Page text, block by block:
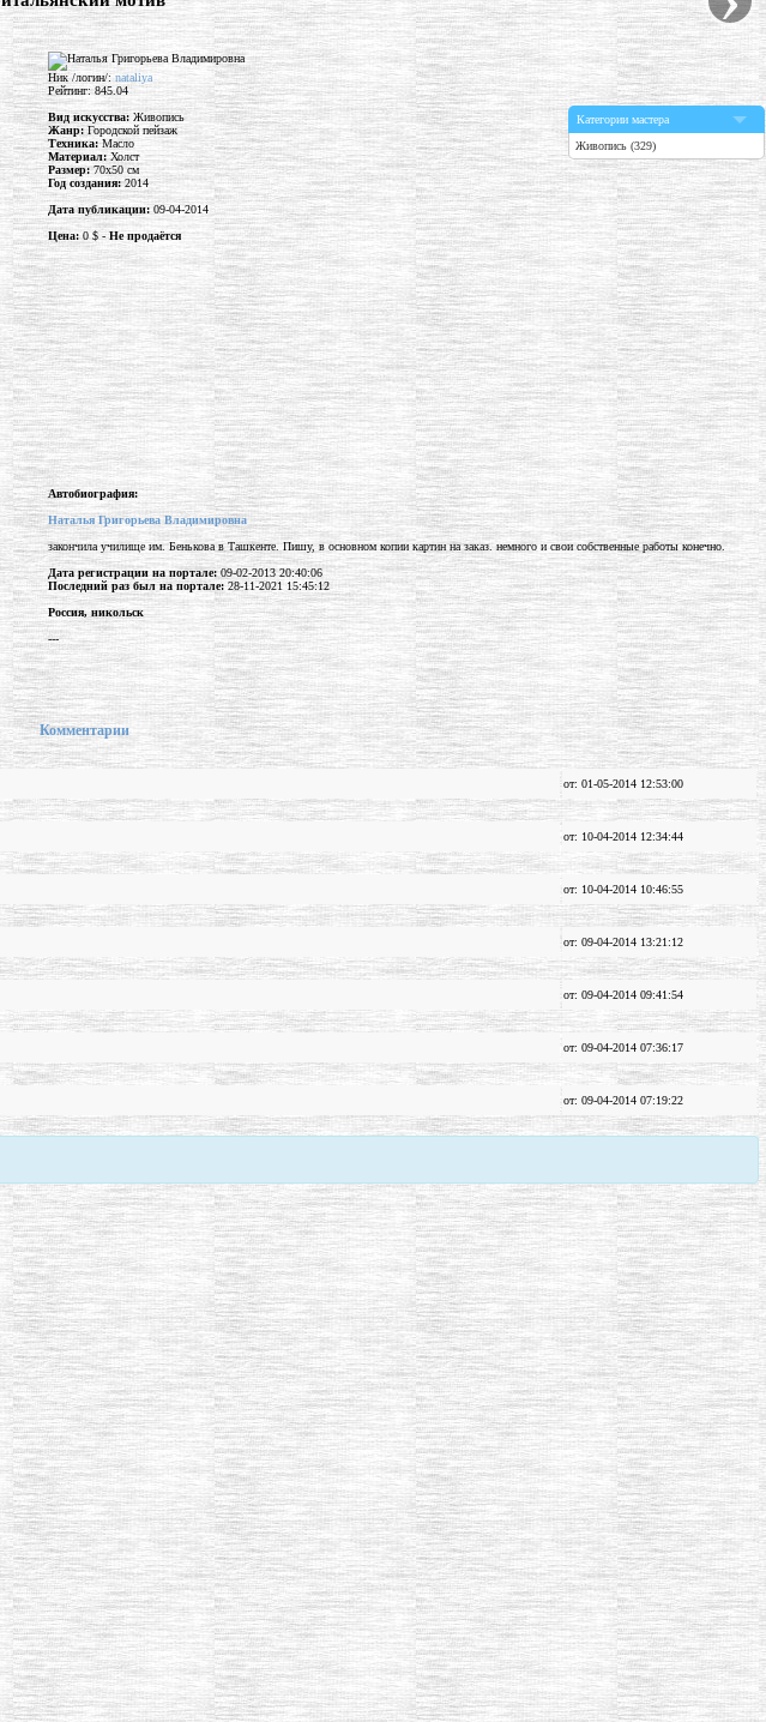
Ник /логин/: nataliya
Рейтинг: 845.04
Вид искусства: Живопись
Жанр: Городской пейзаж
Техника:Масло
Материал:Холст
Размер:70x50 см
Год создания:2014
Дата публикации:09-04-2014
Цена:0 $ - Не продаётся
Категории мастера
Живопись (329)
Автобиография:
Наталья Григорьева Владимировна
закончила училище им. Бенькова в Ташкенте. Пишу, в основном копии картин на заказ. немного и свои собственные работы конечно.
Дата регистрации на портале:09-02-2013 20:40:06
Последний раз был на портале: 28-11-2021 15:45:12
Россия, никольск
---
Комментарии
от: 01-05-2014 12:53:00
от: 10-04-2014 12:34:44
от: 10-04-2014 10:46:55
от: 09-04-2014 13:21:12
от: 09-04-2014 09:41:54
от: 09-04-2014 07:36:17
от: 09-04-2014 07:19:22